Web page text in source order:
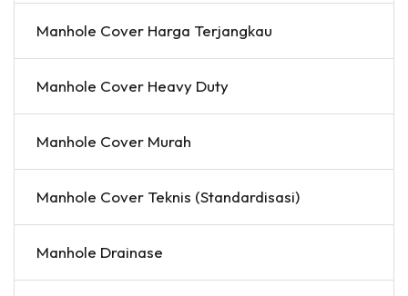
Manhole Cover Harga Terjangkau
Manhole Cover Heavy Duty
Manhole Cover Murah
Manhole Cover Teknis (Standardisasi)
Manhole Drainase